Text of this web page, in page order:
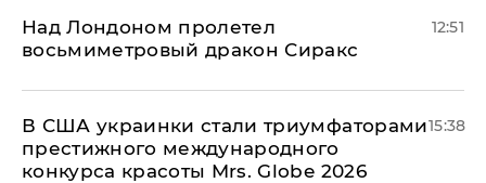
Над Лондоном пролетел
восьмиметровый дракон Сиракс
12:51
В США украинки стали триумфаторами
престижного международного
конкурса красоты Mrs. Globe 2026
15:38